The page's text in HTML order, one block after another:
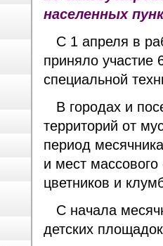
населенных
С 1 апреля в
приняло участие
специальной
В городах и
территорий от
период
и мест
цветников и
С начала
детских